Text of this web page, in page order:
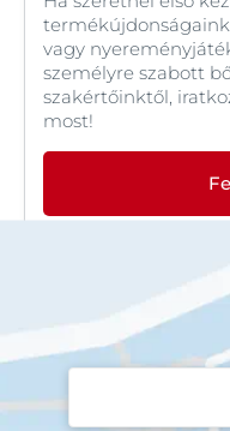
vagy
személyre szabott
szakértőinktől,
most!